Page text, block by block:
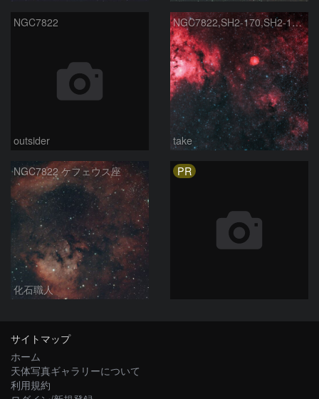
NGC7822
outsider
NGC7822,SH2-170,SH2-173,Abell85/ケフェウス座色々！
take
NGC7822 ケフェウス座
化石職人
PR
サイトマップ
ホーム
天体写真ギャラリーについて
利用規約